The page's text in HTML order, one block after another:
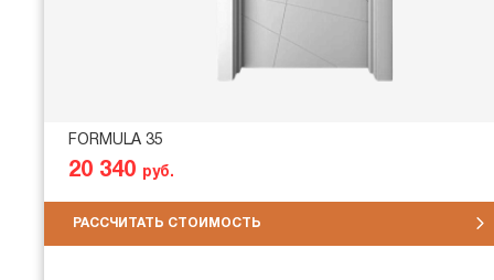
FORMULA 35
20 340 руб.
РАССЧИТАТЬ СТОИМОСТЬ